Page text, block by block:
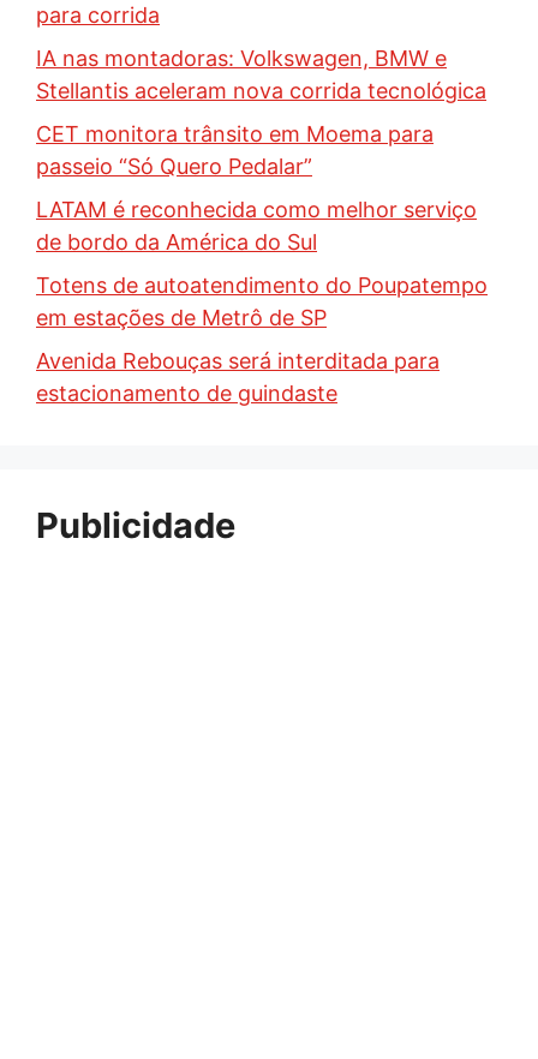
para corrida
IA nas montadoras: Volkswagen, BMW e
Stellantis aceleram nova corrida tecnológica
CET monitora trânsito em Moema para
passeio “Só Quero Pedalar”
LATAM é reconhecida como melhor serviço
de bordo da América do Sul
Totens de autoatendimento do Poupatempo
em estações de Metrô de SP
Avenida Rebouças será interditada para
estacionamento de guindaste
Publicidade